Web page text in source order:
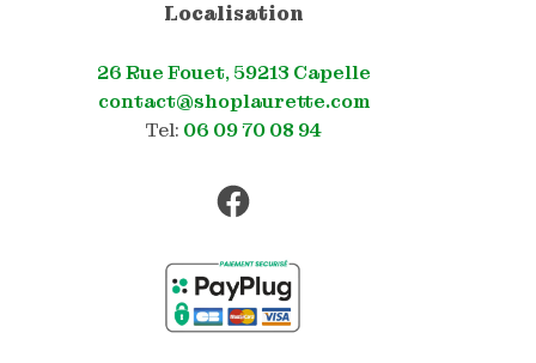
Localisation
26 Rue Fouet, 59213 Capelle
contact@shoplaurette.com
Tel: 06 09 70 08 94
Facebook